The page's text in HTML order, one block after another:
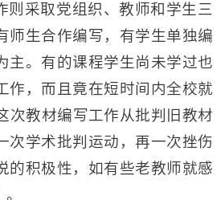
则采取党组织、教师和学生三
师生合作编写，有学生单独编
主。有的课程学生尚未学过也
作，而且竟在短时间内全校就
次教材编写工作从批判旧教材
次学术批判运动，再一次挫伤
的积极性，如有些老教师就感